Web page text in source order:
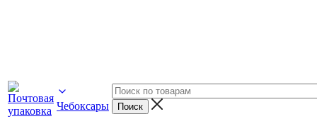
Чебоксары